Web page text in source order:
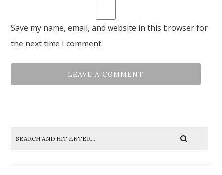
Save my name, email, and website in this browser for
the next time I comment.